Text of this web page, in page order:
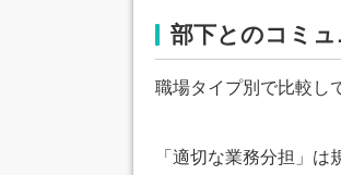
部下とのコミ
職場タイプ別で比較し
「適切な業務分担」